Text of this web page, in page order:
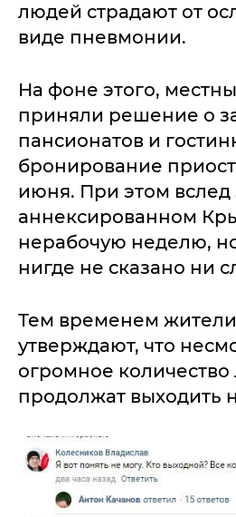
людей страдают от
виде пневмонии.
На фоне этого,
приняли решение о
пансионатов и
бронирование
июня. При этом вслед
аннексированном
нерабочую неделю,
нигде не сказано ни
Тем временем
утверждают, что
огромное
продолжат выходить